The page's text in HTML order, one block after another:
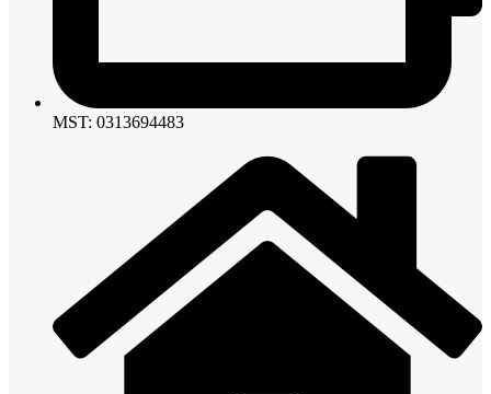
MST: 0313694483